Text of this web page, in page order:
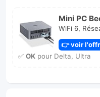
Mini PC
WiFi 6,
👉 voir
✅ OKpour Delta, Ultra